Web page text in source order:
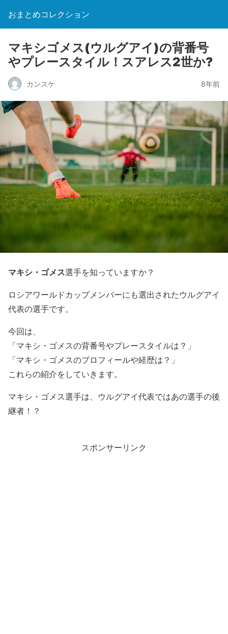
おまとめコレクション
マキシゴメス(ウルグアイ)の背番号
やプレースタイル！スアレス2世か?
カンスケ 8年前
マキシ・ゴメス選手を知っていますか？
ロシアワールドカップメンバーにも選出されたウルグアイ
代表の選手です。
今回は、
「マキシ・ゴメスの背番号やプレースタイルは？」
「マキシ・ゴメスのプロフィールや経歴は？」
これらの紹介をしていきます。
マキシ・ゴメス選手は、ウルグアイ代表ではあの選手の後
継者！？
スポンサーリンク